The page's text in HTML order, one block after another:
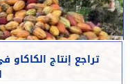
تراجع إنتاج